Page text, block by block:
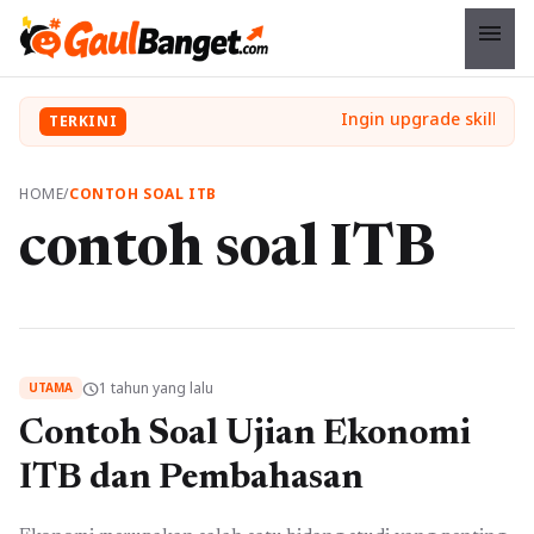
menu
TERKINI
HOME/CONTOH SOAL ITB
contoh soal ITB
UTAMA schedule1 tahun yang lalu
Contoh Soal Ujian Ekonomi
ITB dan Pembahasan